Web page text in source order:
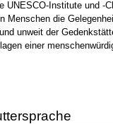
Institute und
Menschen die
unweit der
einer